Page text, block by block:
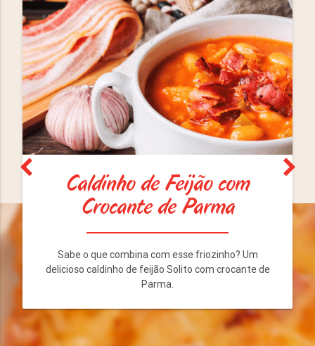
Caldinho de Feijão com
Crocante de Parma
Sabe o que combina com esse friozinho? Um
delicioso caldinho de feijão Solito com crocante de
Parma.